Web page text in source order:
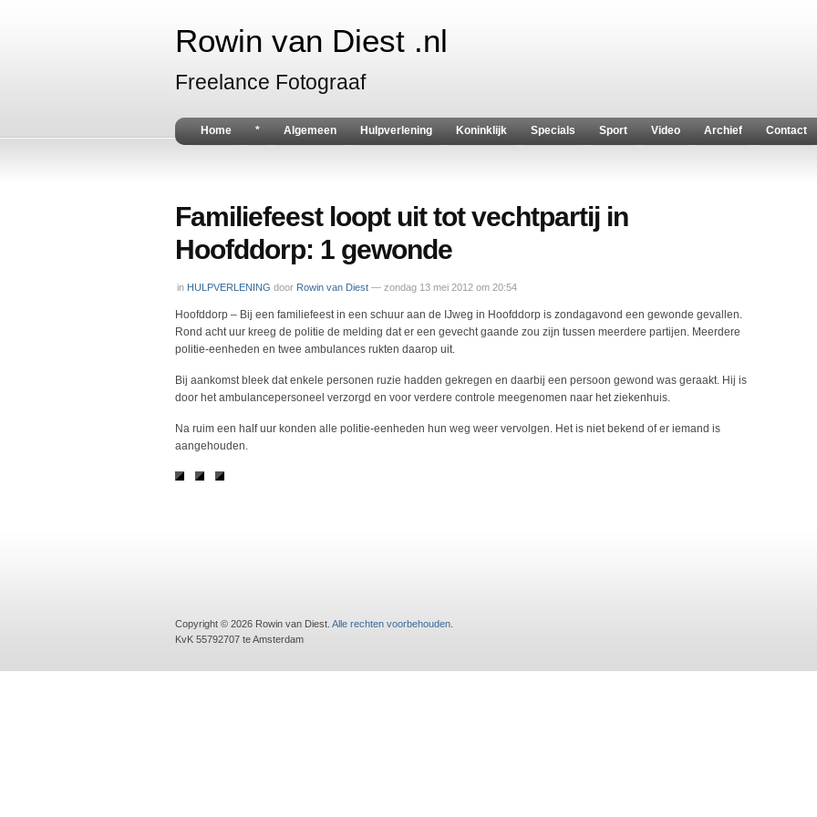
Rowin van Diest .nl
Freelance Fotograaf
Home * Algemeen Hulpverlening Koninklijk Specials Sport Video Archief Contact
Familiefeest loopt uit tot vechtpartij in
Hoofddorp: 1 gewonde
in HULPVERLENING door Rowin van Diest — zondag 13 mei 2012 om 20:54
Hoofddorp – Bij een familiefeest in een schuur aan de IJweg in Hoofddorp is zondagavond een gewonde gevallen.
Rond acht uur kreeg de politie de melding dat er een gevecht gaande zou zijn tussen meerdere partijen. Meerdere
politie-eenheden en twee ambulances rukten daarop uit.
Bij aankomst bleek dat enkele personen ruzie hadden gekregen en daarbij een persoon gewond was geraakt. Hij is
door het ambulancepersoneel verzorgd en voor verdere controle meegenomen naar het ziekenhuis.
Na ruim een half uur konden alle politie-eenheden hun weg weer vervolgen. Het is niet bekend of er iemand is
aangehouden.
Copyright © 2026 Rowin van Diest. Alle rechten voorbehouden
KvK 55792707 te Amsterdam